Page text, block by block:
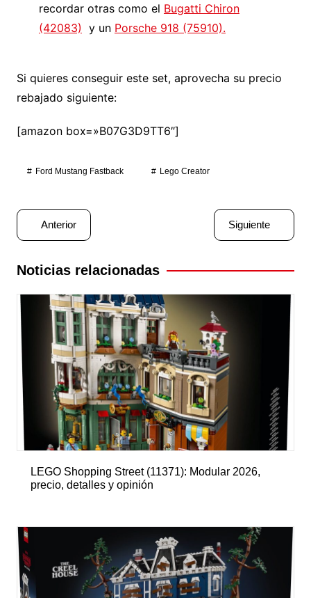
recordar otras como el Bugatti Chiron
(42083) y un Porsche 918 (75910).
Si quieres conseguir este set, aprovecha su precio
rebajado siguiente:
[amazon box=»B07G3D9TT6″]
Ford Mustang Fastback Lego Creator
Navegación
de
entradas
Anterior Siguiente
Noticias relacionadas
LEGO Shopping Street (11371): Modular 2026,
precio, detalles y opinión